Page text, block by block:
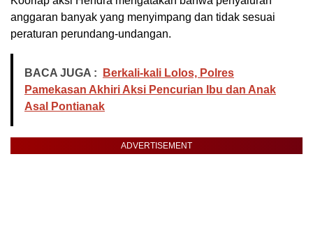
anggaran banyak yang menyimpang dan tidak sesuai
peraturan perundang-undangan.
BACA JUGA :
Berkali-kali Lolos, Polres
Pamekasan Akhiri Aksi Pencurian Ibu dan Anak
Asal Pontianak
ADVERTISEMENT